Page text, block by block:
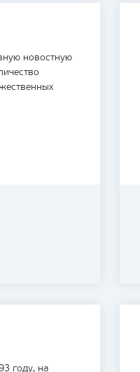
новостную
году, на